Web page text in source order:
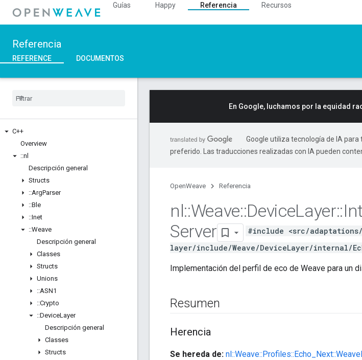
Guías Happy Referencia
Recursos
Referencia
REFERENCE DOCUMENTOS
C++
Overview
::nl
Descripción general
Structs
::ArgParser
::Ble
::Inet
::Weave
Descripción general
Classes
Structs
Unions
::ASN1
::Crypto
::DeviceLayer
Descripción general
Classes
Structs
En Google, luchamos por la equidad
Google utiliza tecnología de IA
preferido. Las traducciones realizadas con IA pueden
OpenWeave Referencia
nl::Weave::DeviceLayer::
Server
#include <src/
layer/include/Weave/DeviceLayer/internal/
Implementación del perfil de eco de Weave para un
Resumen
Herencia
Se hereda de: